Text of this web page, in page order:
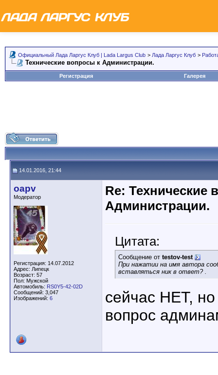
Официальный Лада Ларгус Клуб | Lada Largus Club > Лада Ларгус Клуб >
Технические вопросы к Администрации.
Регистрация Галерея
14.01.2016, 21:44
oapv
Модератор
Регистрация: 14.07.2012
Адрес: Липецк
Возраст: 57
Пол: Мужской
Автомобиль: RS0Y5-42-02D
Сообщений: 3,047
Изображений: 6
Re: Технические
Администрации.
Цитата:
Сообщение от testov-test
При нажатии на имя автора
вставляться ник в ответ? .
сейчас НЕТ,
вопрос